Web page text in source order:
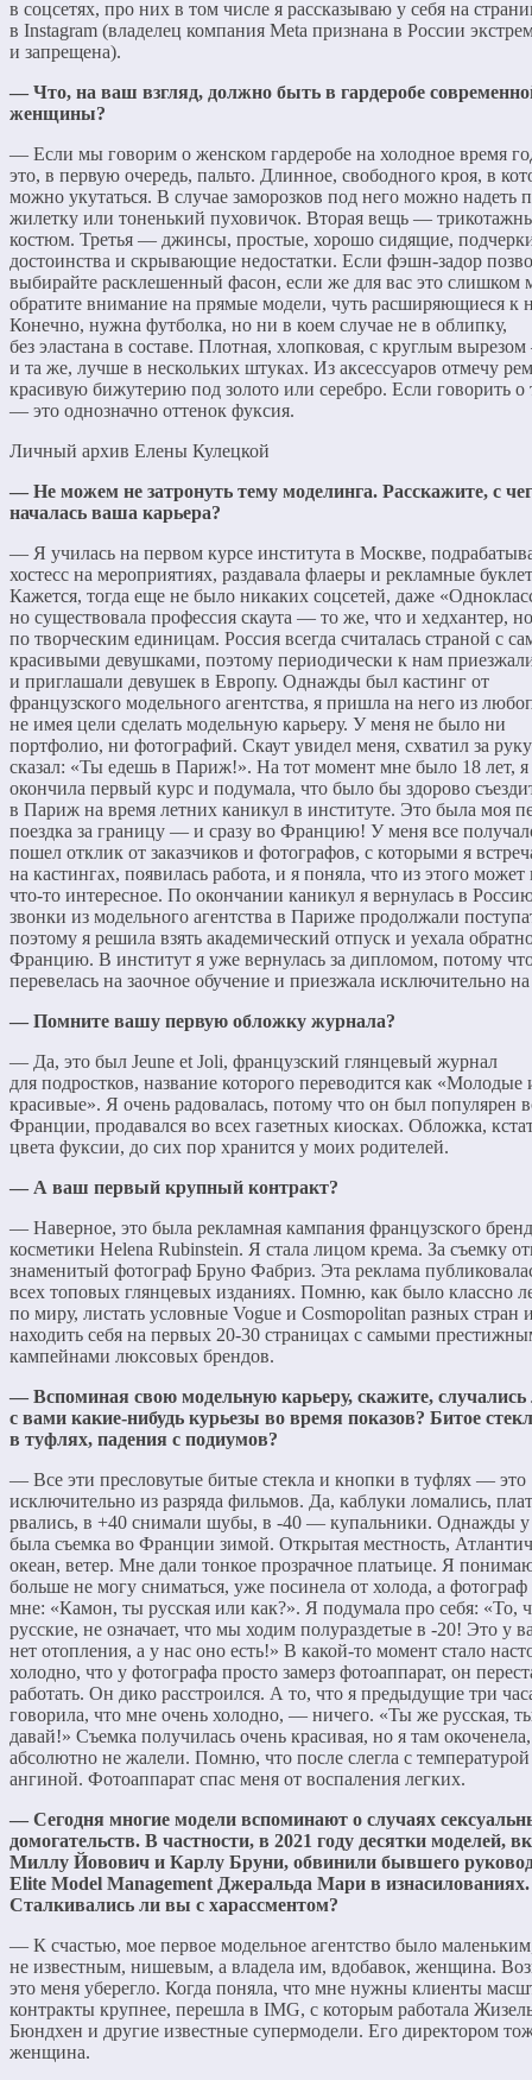
в соцсетях, про них в том числе я рассказываю у себя на
в Instagram (владелец компания Meta признана в России
и запрещена).
— Что, на ваш взгляд, должно быть в гардеробе
женщины?
— Если мы говорим о женском гардеробе на холодное время
это, в первую очередь, пальто. Длинное, свободного кроя, в
можно укутаться. В случае заморозков под него можно надеть
жилетку или тоненький пуховичок. Вторая вещь —
костюм. Третья — джинсы, простые, хорошо сидящие,
достоинства и скрывающие недостатки. Если фэшн-задор
выбирайте расклешенный фасон, если же для вас это
обратите внимание на прямые модели, чуть расширяющиеся к
Конечно, нужна футболка, но ни в коем случае не в облипку,
без эластана в составе. Плотная, хлопковая, с круглым
и та же, лучше в нескольких штуках. Из аксессуаров отмечу
красивую бижутерию под золото или серебро. Если говорить о
— это однозначно оттенок фуксия.
Личный архив Елены Кулецкой
— Не можем не затронуть тему моделинга. Расскажите, с
началась ваша карьера?
— Я училась на первом курсе института в Москве,
хостесс на мероприятиях, раздавала флаеры и рекламные
Кажется, тогда еще не было никаких соцсетей, даже
но существовала профессия скаута — то же, что и хедхантер, но
по творческим единицам. Россия всегда считалась страной с
красивыми девушками, поэтому периодически к нам
и приглашали девушек в Европу. Однажды был кастинг от
французского модельного агентства, я пришла на него из
не имея цели сделать модельную карьеру. У меня не было ни
портфолио, ни фотографий. Скаут увидел меня, схватил за
сказал: «Ты едешь в Париж!». На тот момент мне было 18 лет, я
окончила первый курс и подумала, что было бы здорово
в Париж на время летних каникул в институте. Это была моя
поездка за границу — и сразу во Францию! У меня все
пошел отклик от заказчиков и фотографов, с которыми я
на кастингах, появилась работа, и я поняла, что из этого
что-то интересное. По окончании каникул я вернулась в
звонки из модельного агентства в Париже продолжали
поэтому я решила взять академический отпуск и уехала
Францию. В институт я уже вернулась за дипломом, потому
перевелась на заочное обучение и приезжала исключительно
— Помните вашу первую обложку журнала?
— Да, это был Jeune et Joli, французский глянцевый журнал
для подростков, название которого переводится как «Молодые
красивые». Я очень радовалась, потому что он был популярен
Франции, продавался во всех газетных киосках. Обложка,
цвета фуксии, до сих пор хранится у моих родителей.
— А ваш первый крупный контракт?
— Наверное, это была рекламная кампания французского
косметики Helena Rubinstein. Я стала лицом крема. За съемку
знаменитый фотограф Бруно Фабриз. Эта реклама
всех топовых глянцевых изданиях. Помню, как было классно
по миру, листать условные Vogue и Cosmopolitan разных стран
находить себя на первых 20-30 страницах с самыми
кампейнами люксовых брендов.
— Вспоминая свою модельную карьеру, скажите, случались
с вами какие-нибудь курьезы во время показов? Битое
в туфлях, падения с подиумов?
— Все эти пресловутые битые стекла и кнопки в туфлях — это
исключительно из разряда фильмов. Да, каблуки ломались,
рвались, в +40 снимали шубы, в -40 — купальники. Однажды у
была съемка во Франции зимой. Открытая местность,
океан, ветер. Мне дали тонкое прозрачное платьице. Я
больше не могу сниматься, уже посинела от холода, а фотограф
мне: «Камон, ты русская или как?». Я подумала про себя: «То,
русские, не означает, что мы ходим полураздетые в -20! Это у
нет отопления, а у нас оно есть!» В какой-то момент стало
холодно, что у фотографа просто замерз фотоаппарат, он
работать. Он дико расстроился. А то, что я предыдущие три
говорила, что мне очень холодно, — ничего. «Ты же русская,
давай!» Съемка получилась очень красивая, но я там
абсолютно не жалели. Помню, что после слегла с
ангиной. Фотоаппарат спас меня от воспаления легких.
— Сегодня многие модели вспоминают о случаях
домогательств. В частности, в 2021 году десятки моделей,
Миллу Йовович и Карлу Бруни, обвинили бывшего
Elite Model Management Джеральда Мари в изнасилованиях.
Сталкивались ли вы с харассментом?
— К счастью, мое первое модельное агентство было
не известным, нишевым, а владела им, вдобавок, женщина.
это меня уберегло. Когда поняла, что мне нужны клиенты
контракты крупнее, перешла в IMG, с которым работала
Бюндхен и другие известные супермодели. Его директором
женщина.